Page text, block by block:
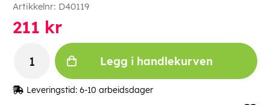
Artikkelnr: D40119
211 kr
Legg i handlekurven
Leveringstid: 6-10 arbeidsdager